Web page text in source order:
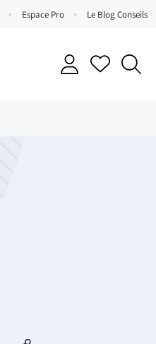
Espace Pro Le Blog Conseils